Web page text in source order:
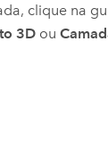
clique na
3D ou